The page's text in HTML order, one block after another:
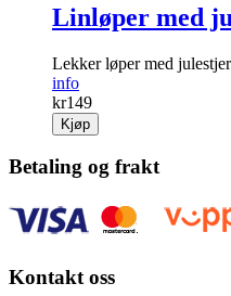
Linløper med
Lekker løper med
info
kr149
Kjøp
Betaling og frakt
Kontakt oss